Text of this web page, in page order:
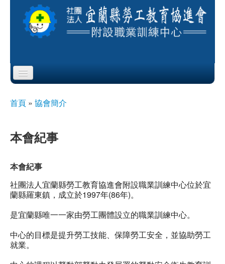
Skip to content
Skip to navigation
服務項目
公布欄
課程公告
即測即評
職安測驗
您在這裡
首頁 » 協會簡介
本會紀事
本會紀事
社團法人宜蘭縣勞工教育協進會附設職業訓練中心位於宜
蘭縣羅東鎮，成立於1997年(86年)。
是宜蘭縣唯一一家由勞工團體設立的職業訓練中心。
中心的目標是提升勞工技能、保障勞工安全，並協助勞工
就業。